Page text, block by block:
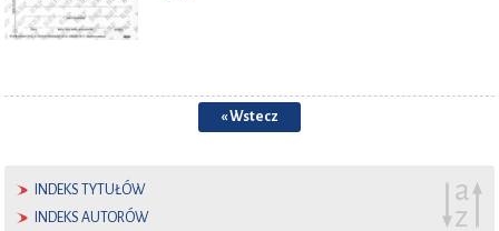
« Wstecz
INDEKS TYTUŁÓW
INDEKS AUTORÓW